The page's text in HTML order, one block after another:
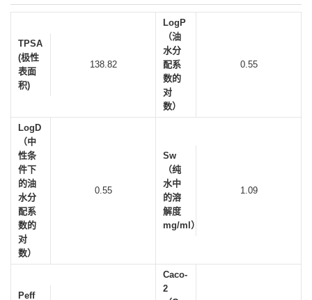
TPSA
(极性
表面
积)
138.82
LogP
（油
水分
配系
数的
对
数）
0.55
LogD
（中
性条
件下
的油
水分
配系
数的
对
数）
0.55
Sw
（纯
水中
的溶
解度
mg/ml）
1.09
Peff
Caco-
2